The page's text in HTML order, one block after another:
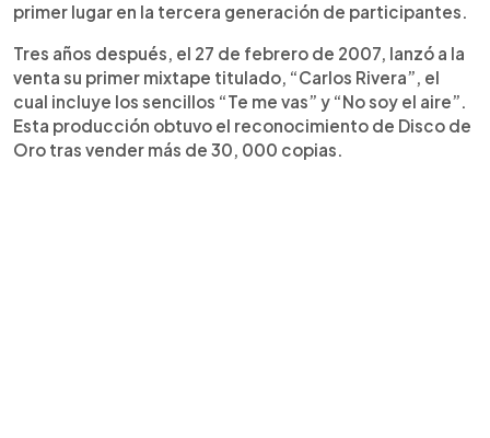
primer lugar en la tercera generación de participantes.
Tres años después, el 27 de febrero de 2007, lanzó a la
venta su primer mixtape titulado, “Carlos Rivera”, el
cual incluye los sencillos “Te me vas” y “No soy el aire”.
Esta producción obtuvo el reconocimiento de Disco de
Oro tras vender más de 30, 000 copias.